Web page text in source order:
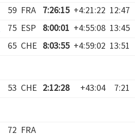
59 FRA 7:26:15 +4:21:22 12:47
75 ESP 8:00:01 +4:55:08 13:45
65 CHE 8:03:55 +4:59:02 13:51
53 CHE 2:12:28 +43:04 7:21
72 FRA